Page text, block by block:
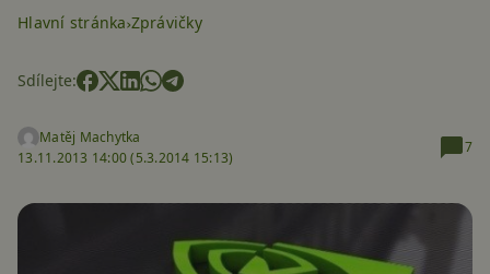
Hlavní stránka Zprávičky
Sdílejte:
Matěj Machytka
13.11.2013 14:00 (5.3.2014 15:13)
7